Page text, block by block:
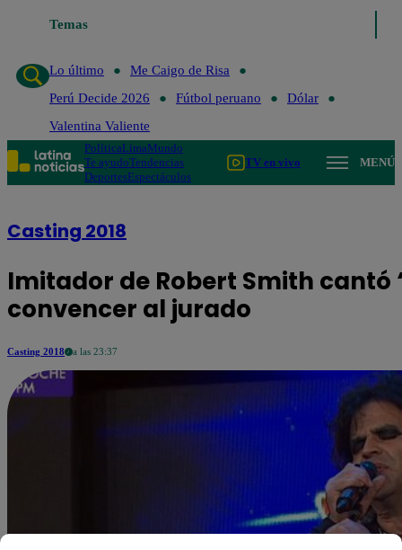
Temas
de Risa Perú Decide 2026
Lo último
Me Caigo de Risa
Perú Decide 2026
Fútbol peruano
Dólar
Valentina Valiente
PolíticaLimaMundo
Te ayudoTendencias
DeportesEspectáculos
TV en vivo MENÚ
Casting 2018
Imitador de Robert Smith cantó
convencer al jurado
Casting 2018 a las 23:37